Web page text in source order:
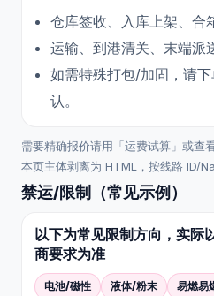
仓库签收、入库上架、合
运输、到港清关、末端派
如需特殊打包/加固，请
认。
需要精确报价请用「运费试算」或查
本页主体剥离为 HTML，按线路 ID/
禁运/限制（常见示例）
以下为常见限制方向，实际
商要求为准
电池/磁性 液体/粉末 易燃易